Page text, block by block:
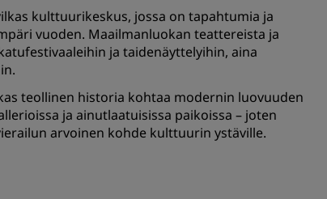
kulttuurikeskus, jossa on tapahtumia ja
vuoden. Maailmanluokan teattereista ja
ja taidenäyttelyihin, aina
teollinen historia kohtaa modernin luovuuden
ja ainutlaatuisissa paikoissa – joten
arvoinen kohde kulttuurin ystäville.